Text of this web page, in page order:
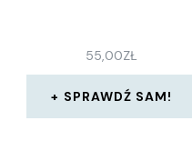
55,00ZŁ
SPRAWDŹ SAM!